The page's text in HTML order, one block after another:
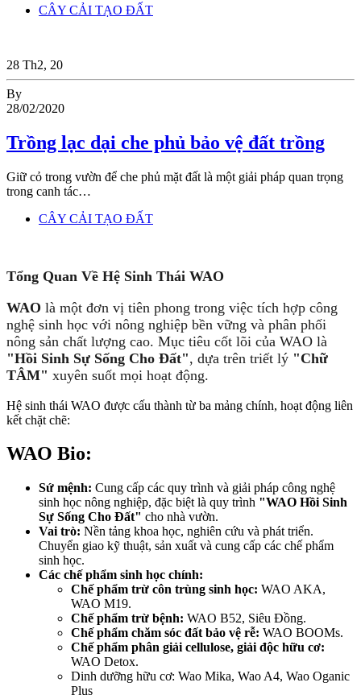
CÂY CẢI TẠO ĐẤT
28 Th2, 20
By
28/02/2020
Trồng lạc dại che phủ bảo vệ đất trồng
Giữ cỏ trong vườn để che phủ mặt đất là một giải pháp quan trọng
trong canh tác…
CÂY CẢI TẠO ĐẤT
Tổng Quan Về Hệ Sinh Thái WAO
WAO là một đơn vị tiên phong trong việc tích hợp công
nghệ sinh học với nông nghiệp bền vững và phân phối
nông sản chất lượng cao. Mục tiêu cốt lõi của WAO là
"Hồi Sinh Sự Sống Cho Đất", dựa trên triết lý "Chữ
TÂM" xuyên suốt mọi hoạt động.
Hệ sinh thái WAO được cấu thành từ ba mảng chính, hoạt động liên
kết chặt chẽ:
WAO Bio:
Sứ mệnh: Cung cấp các quy trình và giải pháp công nghệ
sinh học nông nghiệp, đặc biệt là quy trình "WAO Hồi Sinh
Sự Sống Cho Đất" cho nhà vườn.
Vai trò: Nền tảng khoa học, nghiên cứu và phát triển.
Chuyển giao kỹ thuật, sản xuất và cung cấp các chế phẩm
sinh học.
Các chế phẩm sinh học chính:
Chế phẩm trừ côn trùng sinh học: WAO AKA,
WAO M19.
Chế phẩm trừ bệnh: WAO B52, Siêu Đồng.
Chế phẩm chăm sóc đất bảo vệ rễ: WAO BOOMs.
Chế phẩm phân giải cellulose, giải độc hữu cơ:
WAO Detox.
Dinh dưỡng hữu cơ: Wao Mika, Wao A4, Wao Oganic
Plus